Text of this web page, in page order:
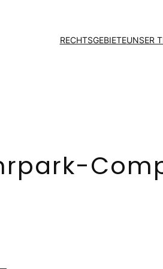
RECHTSGEBIETEUNSER